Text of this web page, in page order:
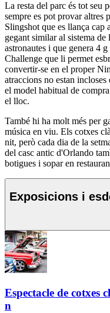
La resta del parc és tot seu
sempre es pot provar altres
Slingshot que es llança
gegant similar al sistema
astronautes i que genera 4
Challenge que li permet
convertir-se en el proper
atraccions no estan
el model habitual de
el lloc.
També hi ha molt més per
música en viu. Els cotxes
nit, però cada dia de la
del casc antic d'Orlando
botigues i sopar en
Exposicions i
Espectacle de cotxes
n